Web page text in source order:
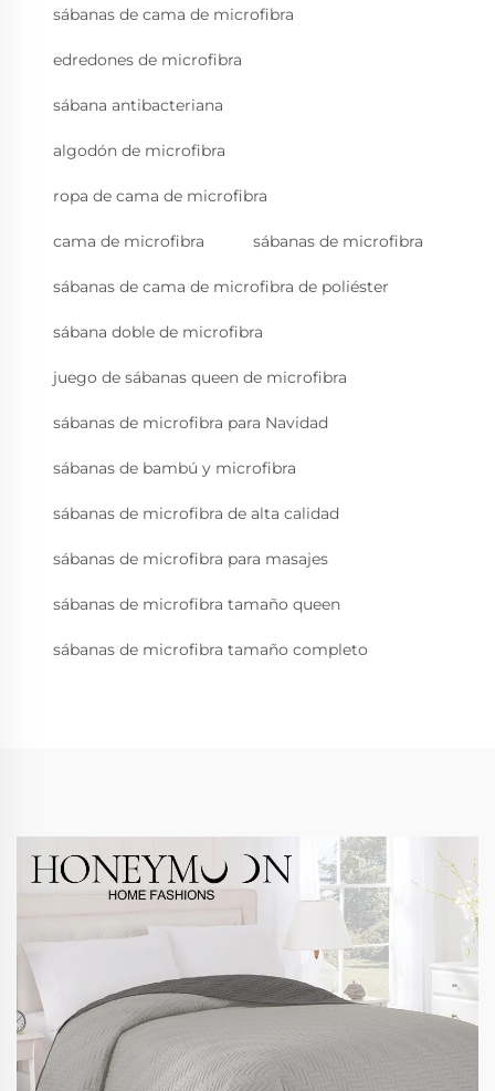
sábanas de cama de microfibra
edredones de microfibra
sábana antibacteriana
algodón de microfibra
ropa de cama de microfibra
cama de microfibra sábanas de microfibra
sábanas de cama de microfibra de poliéster
sábana doble de microfibra
juego de sábanas queen de microfibra
sábanas de microfibra para Navidad
sábanas de bambú y microfibra
sábanas de microfibra de alta calidad
sábanas de microfibra para masajes
sábanas de microfibra tamaño queen
sábanas de microfibra tamaño completo